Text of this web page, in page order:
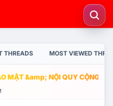
THREADS MOST VIEWED
MẬT &amp; NỘI QUY CỘNG